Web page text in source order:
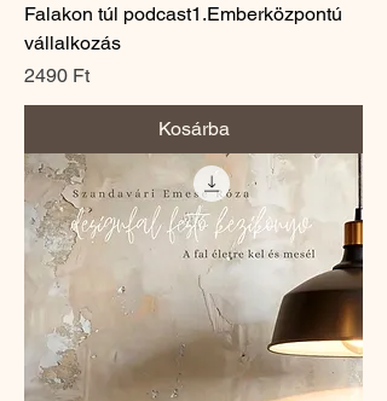
Falakon túl podcast1.Emberközpontú
vállalkozás
Ár
2490 Ft
Kosárba